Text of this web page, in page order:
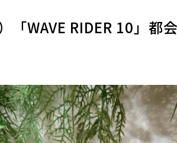
「WAVE RIDER 10」都